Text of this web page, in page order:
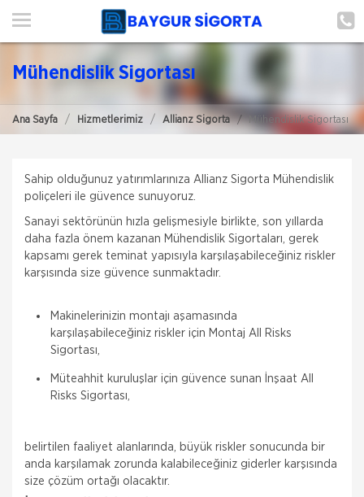
ANA SAYFA
HİZMETLERİMİZ
ŞUBELERIMIZ
ŞUBE BAŞVURUSU
Mühendislik Sigortası
Ana Sayfa Hizmetlerimiz Allianz Sigorta Mühendislik Sigortası
Sahip olduğunuz yatırımlarınıza Allianz Sigorta Mühendislik
poliçeleri ile güvence sunuyoruz.
Sanayi sektörünün hızla gelişmesiyle birlikte, son yıllarda
daha fazla önem kazanan Mühendislik Sigortaları, gerek
kapsamı gerek teminat yapısıyla karşılaşabileceğiniz riskler
karşısında size güvence sunmaktadır.
Makinelerinizin montajı aşamasında
karşılaşabileceğiniz riskler için Montaj All Risks
Sigortası,
Müteahhit kuruluşlar için güvence sunan İnşaat All
Risks Sigortası,
belirtilen faaliyet alanlarında, büyük riskler sonucunda bir
anda karşılamak zorunda kalabileceğiniz giderler karşısında
size çözüm ortağı olacaktır.